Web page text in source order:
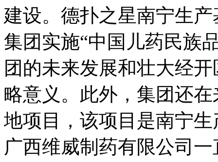
建设。德扑之星南宁生
集团实施“中国儿药民族品
团的未来发展和壮大经
略意义。此外，集团
地项目，该项目是南宁
广西维威制药有限公司